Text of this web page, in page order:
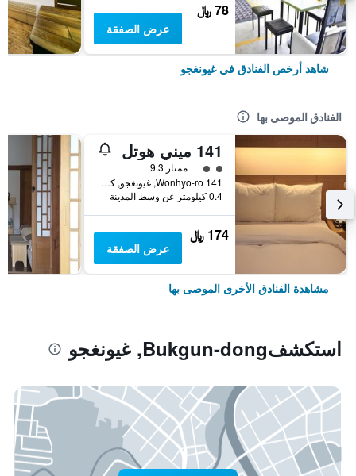
78 ﷼
عرض الصفقة
شاهد أرخص الفنادق في غيونغجو
الفنادق الموصى بها
141 ميني هوتل
تقييم فئة 2
ممتاز 9.3
141 Wonhyo-ro, غيونغجو, كوريا الجنوبية
0.4 كيلومتر عن وسط المدينة
174 ﷼
عرض الصفقة
مشاهدة الفنادق الأخرى الموصى بها
استكشفBukgun-dong, غيونغجو